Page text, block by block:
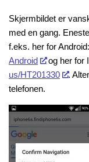
Skjermbildet er
med en gang.
f.eks. her for Android:
Android
og her for
us/HT201330
.
telefonen.